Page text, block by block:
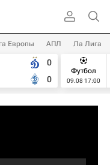
Европы АПЛ Ла Лига
0
0
Футбол
09.08 17:00